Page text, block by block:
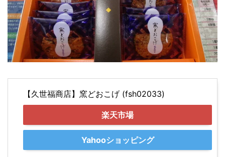
【久世福商店】窯どおこげ (fsh02033)
楽天市場
Yahooショッピング